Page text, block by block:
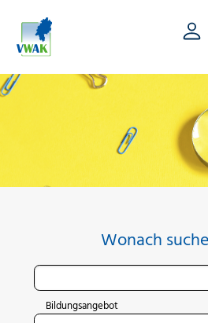
Wonach
Bildungsangebot